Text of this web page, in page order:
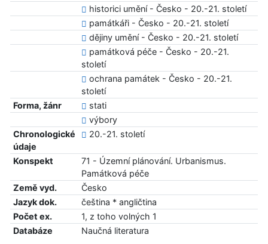
historici umění - Česko - 20.-21. století
památkáři - Česko - 20.-21. století
dějiny umění - Česko - 20.-21. století
památková péče - Česko - 20.-21.
století
ochrana památek - Česko - 20.-21.
století
Forma, žánr
stati
výbory
Chronologické
údaje
20.-21. století
Konspekt
71 - Územní plánování. Urbanismus.
Památková péče
Země vyd.
Česko
Jazyk dok.
čeština * angličtina
Počet ex.
1, z toho volných 1
Databáze
Naučná literatura